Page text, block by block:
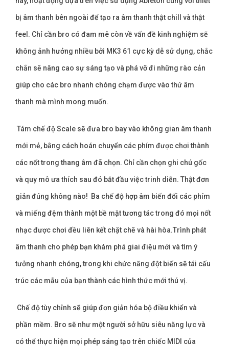
bị âm thanh bên ngoài để tạo ra âm thanh thật chill và thật
feel. Chỉ cần bro có đam mê còn về vấn đề kinh nghiệm sẽ
không ảnh hưởng nhiều bởi MK3 61 cực kỳ dễ sử dụng, chắc
chắn sẽ nâng cao sự sáng tạo và phá vỡ đi những rào cản
giúp cho các bro nhanh chóng chạm được vào thứ âm
thanh mà mình mong muốn.
Tám chế độ Scale sẽ đưa bro bay vào không gian âm thanh
mới mẻ, bằng cách hoán chuyển các phím được chơi thành
các nốt trong thang âm đã chọn. Chỉ cần chọn ghi chú gốc
và quy mô ưa thích sau đó bắt đầu việc trinh diễn. Thật đơn
giản đúng không nào! Ba chế độ hợp âm biến đổi các phím
và miếng đệm thành một bề mặt tương tác trong đó mọi nốt
nhạc được chơi đều liên kết chặt chẽ và hài hòa.Trình phát
âm thanh cho phép bạn khám phá giai điệu mới và tìm ý
tưởng nhanh chóng, trong khi chức năng đột biến sẽ tái cấu
trúc các mẫu của bạn thành các hình thức mới thú vị.
Chế độ tùy chỉnh sẽ giúp đơn giản hóa bộ điều khiển và
phần mềm. Bro sẽ như một người sở hữu siêu năng lực và
có thể thực hiện mọi phép sáng tạo trên chiếc MIDI của